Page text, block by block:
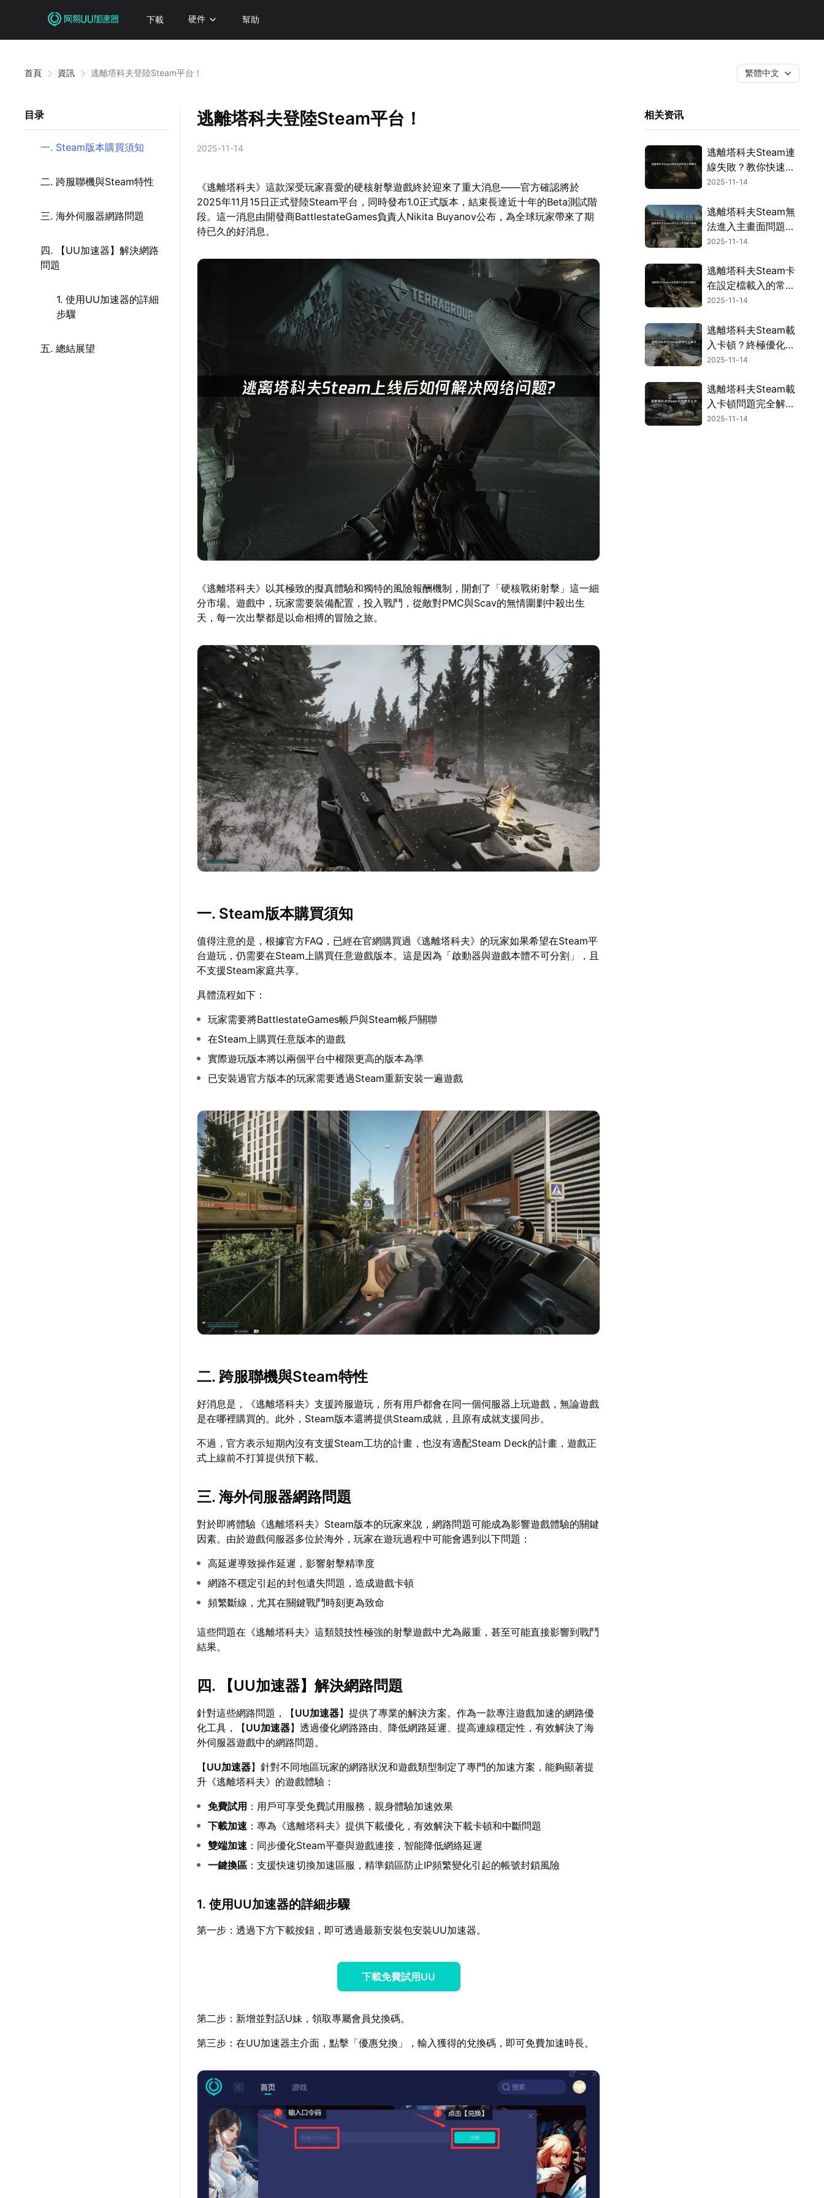
下載 硬件 幫助
首頁 資訊 逃離塔科夫登陸Steam平台！ 繁體中文
目录
一. Steam版本購買須知
二. 跨服聯機與Steam特性
三. 海外伺服器網路問題
四. 【UU加速器】解決網路
問題
1. 使用UU加速器的詳細
步驟
五. 總結展望
逃離塔科夫登陸Steam平台！
2025-11-14
《逃離塔科夫》這款深受玩家喜愛的硬核射擊遊戲終於迎來了重大消息——官方確認將於
2025年11月15日正式登陸Steam平台，同時發布1.0正式版本，結束長達近十年的Beta測試階
段。這一消息由開發商BattlestateGames負責人Nikita Buyanov公布，為全球玩家帶來了期
待已久的好消息。
《逃離塔科夫》以其極致的擬真體驗和獨特的風險報酬機制，開創了「硬核戰術射擊」這一細
分市場。遊戲中，玩家需要裝備配置，投入戰鬥，從敵對PMC與Scav的無情圍剿中殺出生
天，每一次出擊都是以命相搏的冒險之旅。
一. Steam版本購買須知
值得注意的是，根據官方FAQ，已經在官網購買過《逃離塔科夫》的玩家如果希望在Steam平
台遊玩，仍需要在Steam上購買任意遊戲版本。這是因為「啟動器與遊戲本體不可分割」，且
不支援Steam家庭共享。
具體流程如下：
玩家需要將BattlestateGames帳戶與Steam帳戶關聯
在Steam上購買任意版本的遊戲
實際遊玩版本將以兩個平台中權限更高的版本為準
已安裝過官方版本的玩家需要透過Steam重新安裝一遍遊戲
二. 跨服聯機與Steam特性
好消息是，《逃離塔科夫》支援跨服遊玩，所有用戶都會在同一個伺服器上玩遊戲，無論遊戲
是在哪裡購買的。此外，Steam版本還將提供Steam成就，且原有成就支援同步。
不過，官方表示短期內沒有支援Steam工坊的計畫，也沒有適配Steam Deck的計畫，遊戲正
式上線前不打算提供預下載。
三. 海外伺服器網路問題
對於即將體驗《逃離塔科夫》Steam版本的玩家來說，網路問題可能成為影響遊戲體驗的關鍵
因素。由於遊戲伺服器多位於海外，玩家在遊玩過程中可能會遇到以下問題：
高延遲導致操作延遲，影響射擊精準度
網路不穩定引起的封包遺失問題，造成遊戲卡頓
頻繁斷線，尤其在關鍵戰鬥時刻更為致命
這些問題在《逃離塔科夫》這類競技性極強的射擊遊戲中尤為嚴重，甚至可能直接影響到戰鬥
結果。
四. 【UU加速器】解決網路問題
針對這些網路問題，【UU加速器】提供了專業的解決方案。作為一款專注遊戲加速的網路優
化工具，【UU加速器】透過優化網路路由、降低網路延遲、提高連線穩定性，有效解決了海
外伺服器遊戲中的網路問題。
【UU加速器】針對不同地區玩家的網路狀況和遊戲類型制定了專門的加速方案，能夠顯著提
升《逃離塔科夫》的遊戲體驗：
免費試用 ：用戶可享受免費試用服務，親身體驗加速效果
下載加速 ：專為《逃離塔科夫》提供下載優化，有效解決下載卡頓和中斷問題
雙端加速 ：同步優化Steam平臺與遊戲連接，智能降低網絡延遲
一鍵換區 ：支援快速切換加速區服，精準鎖區防止IP頻繁變化引起的帳號封鎖風險
1. 使用UU加速器的詳細步驟
第一步：透過下方下載按鈕，即可透過最新安裝包安裝UU加速器。
下載免費試用UU
第二步：新增並對話U妹，領取專屬會員兌換碼。
第三步：在UU加速器主介面，點擊「優惠兌換」，輸入獲得的兌換碼，即可免費加速時長。
相关资讯
逃離塔科夫Steam連
線失敗？教你快速解
決！
2025-11-14
逃離塔科夫Steam無
法進入主畫面問題完
整解決方案！
2025-11-14
逃離塔科夫Steam卡
在設定檔載入的常見
原因與解決方案全解
2025-11-14
逃離塔科夫Steam載
入卡頓？終極優化攻
略來了！
2025-11-14
逃離塔科夫Steam載
入卡頓問題完全解決
攻略！
2025-11-14